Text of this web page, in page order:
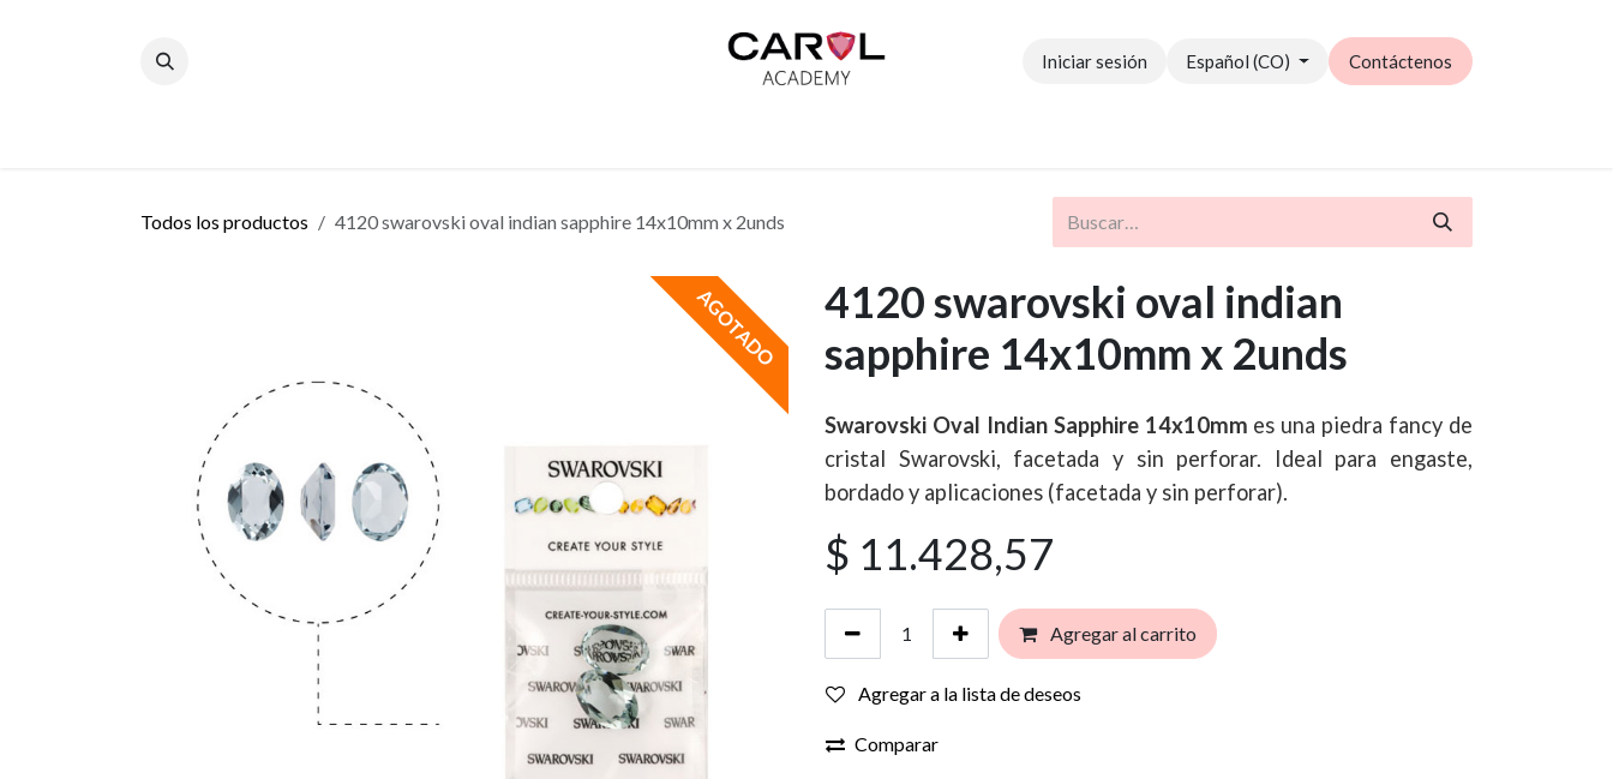
Iniciar sesión Español (CO) Contáctenos
Todos los productos 4120 swarovski oval indian sapphire 14x10mm x 2unds
AGOTADO
4120 swarovski oval indian
sapphire 14x10mm x 2unds
Swarovski Oval Indian Sapphire 14x10mm es una piedra fancy de
cristal Swarovski, facetada y sin perforar. Ideal para engaste,
bordado y aplicaciones (facetada y sin perforar).
$ 11.428,57
Agregar al carrito
Agregar a la lista de deseos
Comparar